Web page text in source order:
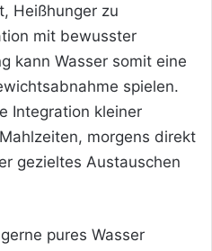
Heißhunger zu
mit bewusster
kann Wasser somit eine
spielen.
Integration kleiner
morgens direkt
gezieltes Austauschen
pures Wasser